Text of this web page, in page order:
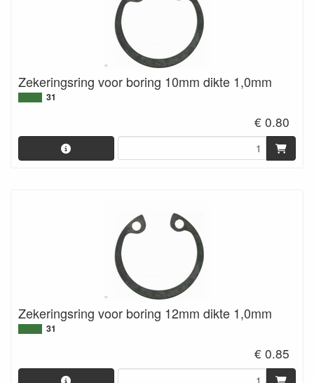
Zekeringsring voor boring 10mm dikte 1,0mm
31
€ 0.80
Zekeringsring voor boring 12mm dikte 1,0mm
31
€ 0.85